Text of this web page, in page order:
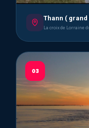
Thann ( grand
La croix de Lorraine
03